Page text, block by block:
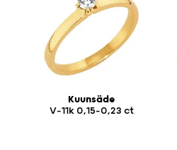
Kuunsäde
V-11k 0,15-0,23 ct